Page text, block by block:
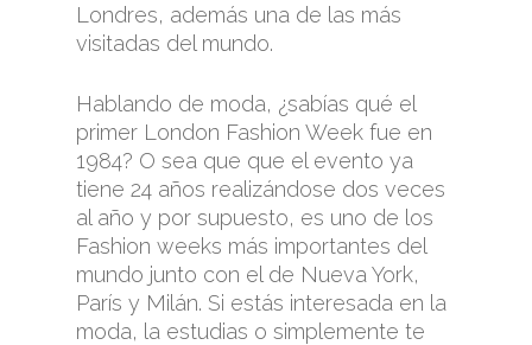
Londres, además una de las más
visitadas del mundo.
Hablando de moda, ¿sabías qué el
primer London Fashion Week fue en
1984? O sea que que el evento ya
tiene 24 años realizándose dos veces
al año y por supuesto, es uno de los
Fashion weeks más importantes del
mundo junto con el de Nueva York,
París y Milán. Si estás interesada en la
moda, la estudias o simplemente te